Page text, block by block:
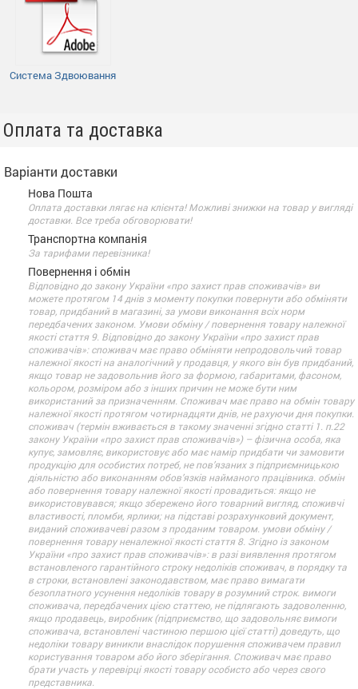
Система Здвоювання
Оплата та доставка
Варіанти доставки
Нова Пошта
Оплата доставки лягає на клієнта! Можливі знижки на товар у вигляді
доставки. Все треба обговорювати!
Транспортна компанія
За тарифами перевізника!
Повернення і обмін
Відповідно до закону України «про захист прав споживачів» ви
можете протягом 14 днів з моменту покупки повернути або обміняти
товар, придбаний в магазині, за умови виконання всіх норм
передбачених законом. Умови обміну / повернення товару належної
якості стаття 9. Відповідно до закону України «про захист прав
споживачів»: споживач має право обміняти непродовольчий товар
належної якості на аналогічний у продавця, у якого він був придбаний,
якщо товар не задовольнив його за формою, габаритами, фасоном,
кольором, розміром або з інших причин не може бути ним
використаний за призначенням. Споживач має право на обмін товару
належної якості протягом чотирнадцяти днів, не рахуючи дня покупки.
споживач (термін вживається в такому значенні згідно статті 1. п.22
закону України «про захист прав споживачів») – фізична особа, яка
купує, замовляє, використовує або має намір придбати чи замовити
продукцію для особистих потреб, не пов’язаних з підприємницькою
діяльністю або виконанням обов’язків найманого працівника. обмін
або повернення товару належної якості провадиться: якщо не
використовувався; якщо збережено його товарний вигляд, споживчі
властивості, пломби, ярлики; на підставі розрахунковий документ,
виданий споживачеві разом з проданим товаром. умови обміну /
повернення товару неналежної якості стаття 8. Згідно із законом
України «про захист прав споживачів»: в разі виявлення протягом
встановленого гарантійного строку недоліків споживач, в порядку та
в строки, встановлені законодавством, має право вимагати
безоплатного усунення недоліків товару в розумний строк. вимоги
споживача, передбачених цією статтею, не підлягають задоволенню,
якщо продавець, виробник (підприємство, що задовольняє вимоги
споживача, встановлені частиною першою цієї статті) доведуть, що
недоліки товару виникли внаслідок порушення споживачем правил
користування товаром або його зберігання. Споживач має право
брати участь у перевірці якості товару особисто або через свого
представника.